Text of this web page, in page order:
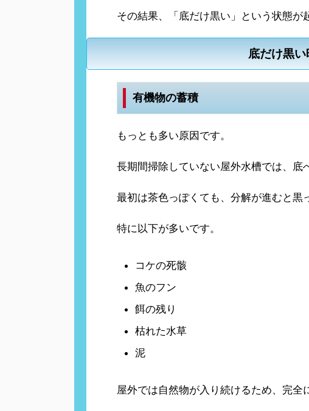
その結果、「底だけ黒い」という状態が
底だけ黒
有機物の蓄積
もっとも多い原因です。
長期間掃除していない屋外水槽では、底
最初は茶色っぽくても、分解が進むと黒
特に以下が多いです。
コケの死骸
魚のフン
餌の残り
枯れた水草
泥
屋外では自然物が入り続けるため、完全